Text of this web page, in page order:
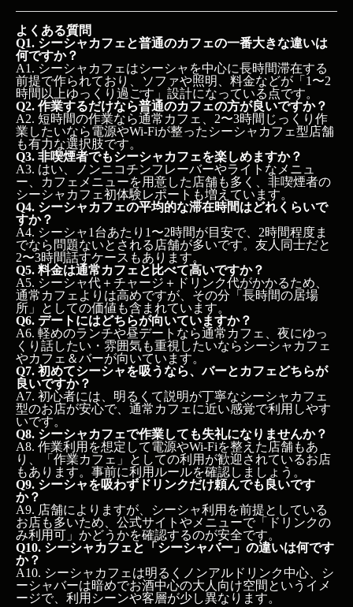
よくある質問
Q1. シーシャカフェと普通のカフェの一番大きな違いは
何ですか？
A1. シーシャカフェはシーシャを中心に長時間滞在する
前提で作られており、ソファや照明、料金などが「1〜2
時間以上ゆっくり過ごす」設計になっている点です。
Q2. 作業するだけなら普通のカフェの方が良いですか？
A2. 短時間の作業なら通常カフェ、2〜3時間じっくり作
業したいなら電源やWi-Fiが整ったシーシャカフェ型店舗
も有力な選択肢です。
Q3. 非喫煙者でもシーシャカフェを楽しめますか？
A3. はい、ノンニコチンフレーバーやライトなメニュ
ー、カフェメニューを用意した店舗も多く、非喫煙者の
シーシャカフェ初体験レポートも増えています。
Q4. シーシャカフェの平均的な滞在時間はどれくらいで
すか？
A4. シーシャ1台あたり1〜2時間が目安で、2時間程度ま
でなら問題ないとされる店舗が多いです。友人同士だと
2〜3時間話すケースもあります。
Q5. 料金は通常カフェと比べて高いですか？
A5. シーシャ代＋チャージ＋ドリンク代がかかるため、
通常カフェよりは高めですが、その分「長時間の居場
所」としての価値も含まれています。
Q6. デートにはどちらが向いていますか？
A6. 軽めのランチや昼デートなら通常カフェ、夜にゆっ
くり話したい・雰囲気も重視したいならシーシャカフェ
やカフェ＆バーが向いています。
Q7. 初めてシーシャを吸うなら、バーとカフェどちらが
良いですか？
A7. 初心者には、明るくて説明が丁寧なシーシャカフェ
型のお店が安心で、通常カフェに近い感覚で利用しやす
いです。
Q8. シーシャカフェで作業しても失礼になりませんか？
A8. 作業利用を想定して電源やWi-Fiを整えた店舗もあ
り、「作業カフェ」としての利用が歓迎されているお店
もあります。事前に利用ルールを確認しましょう。
Q9. シーシャを吸わずドリンクだけ頼んでも良いです
か？
A9. 店舗によりますが、シーシャ利用を前提としている
お店も多いため、公式サイトやメニューで「ドリンクの
み利用可」かどうかを確認するのが安全です。
Q10. シーシャカフェと「シーシャバー」の違いは何です
か？
A10. シーシャカフェは明るくノンアルドリンク中心、シ
ーシャバーは暗めでお酒中心の大人向け空間というイメ
ージで、利用シーンや客層が少し異なります。